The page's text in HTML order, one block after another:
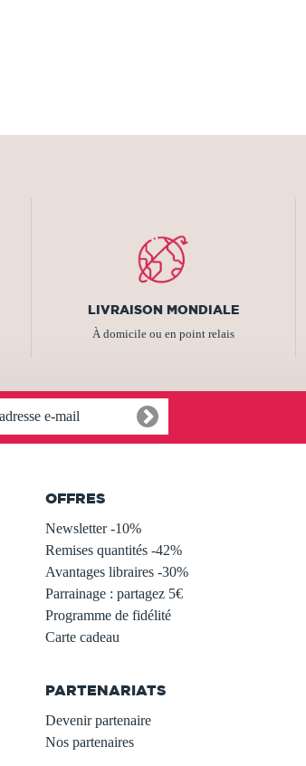
LIVRAISON MONDIALE
À domicile ou en point relais
OFFRES
Newsletter -10%
Remises quantités -42%
Avantages libraires -30%
Parrainage : partagez 5€
Programme de fidélité
Carte cadeau
PARTENARIATS
Devenir partenaire
Nos partenaires